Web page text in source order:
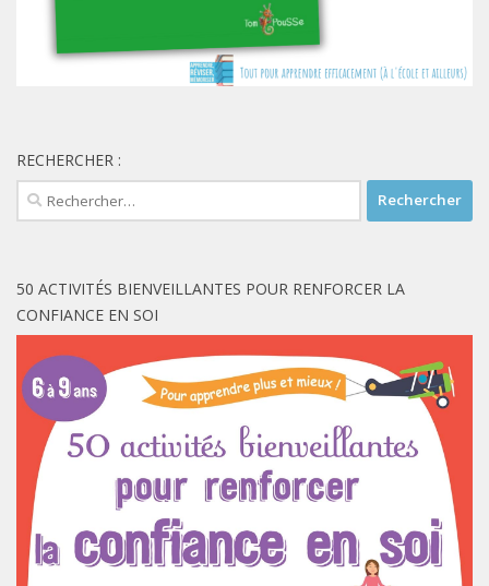
RECHERCHER :
Rechercher :
50 ACTIVITÉS BIENVEILLANTES POUR RENFORCER LA
CONFIANCE EN SOI